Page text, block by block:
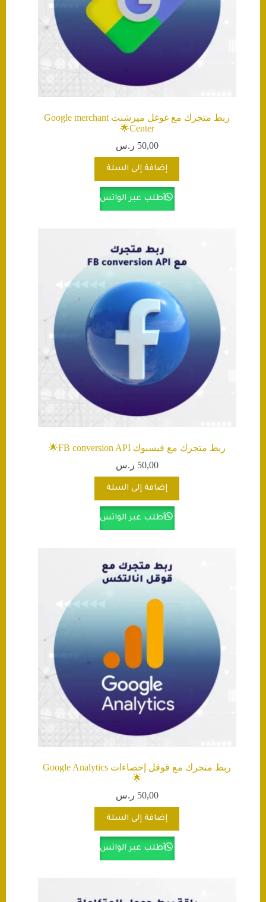
ربط متجرك مع غوغل ميرشنت Google merchant
Center🌟
50,00 ر.س
إضافة إلى السلة
أطلب عبر الواتس
ربط متجرك مع فيسبوك FB conversion API🌟
50,00 ر.س
إضافة إلى السلة
أطلب عبر الواتس
ربط متجرك مع قوقل إحصاءات Google Analytics
🌟
50,00 ر.س
إضافة إلى السلة
أطلب عبر الواتس